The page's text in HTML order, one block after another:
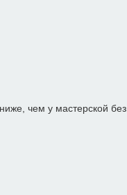
чем у мастерской без